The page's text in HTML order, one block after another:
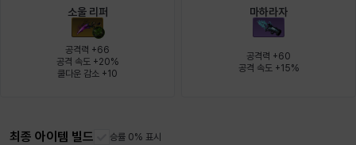
펠릭스 피올로
소울 리퍼
공격력 +66
공격 속도 +20%
쿨다운 감소 +10
마하라자
공격력 +60
공격 속도 +15%
최종 아이템 빌드 승률 0% 표시